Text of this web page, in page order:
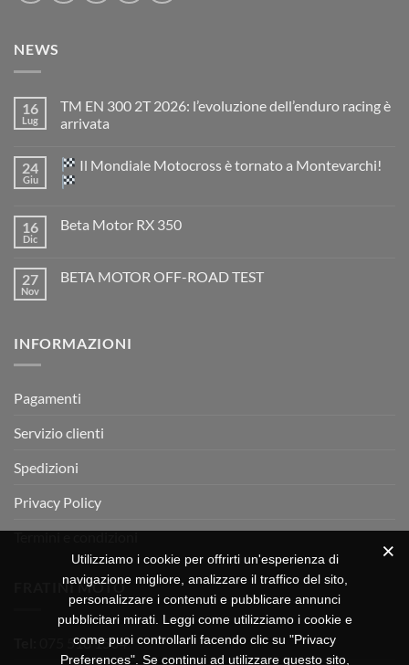
NEWS
16
Lug
TM EN 300 2T 2026: l’evoluzione dell’enduro racing è
arrivata
su
TM
EN
2026:
è
arrivata
24
Giu
Il Mondiale Motocross è tornato a Montevarchi!
su
Motocross
è
16
Dic
Beta Motor RX 350
Beta
27
Nov
BETA MOTOR OFF-ROAD TEST
MOTOR
INFORMAZIONI
Pagamenti
Servizio clienti
Spedizioni
Privacy Policy
Termini e condizioni
FRATINI MOTO
075 518 1504
Utilizziamo i cookie per offrirti un'esperienza di
navigazione migliore, analizzare il traffico del sito,
personalizzare i contenuti e pubblicare annunci
pubblicitari mirati. Leggi come utilizziamo i cookie e
come puoi controllarli facendo clic su "Privacy
Preferences". Se continui ad utilizzare questo sito,